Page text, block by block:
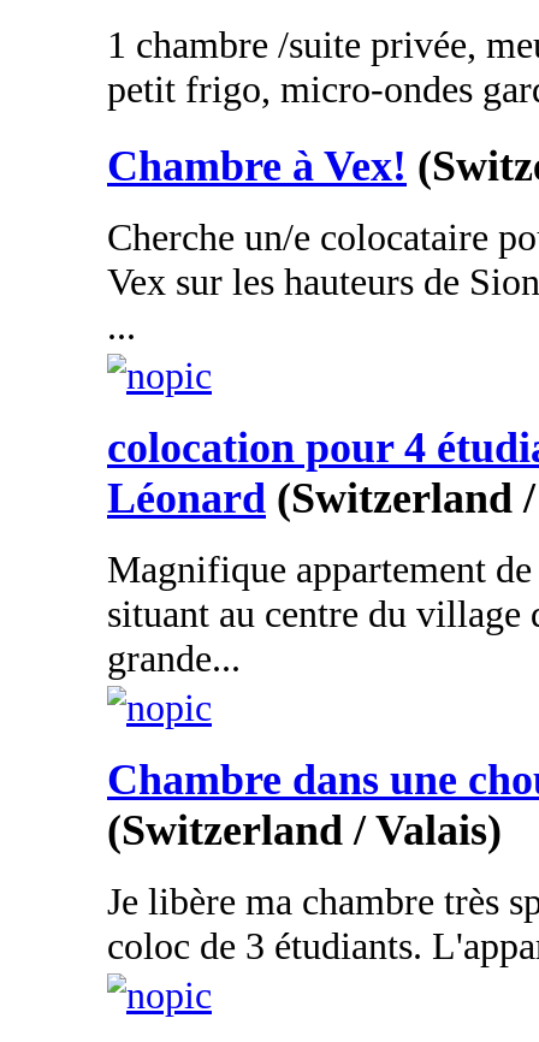
1 chambre /suite privée,
petit frigo, micro-ondes
Chambre à Vex!
Cherche un/e colocataire
Vex sur les hauteurs de
...
colocation pour 4
Léonard (Switzerland
Magnifique appartement
situant au centre du village
grande...
Chambre dans une
(Switzerland / Valais)
Je libère ma chambre très
coloc de 3 étudiants.